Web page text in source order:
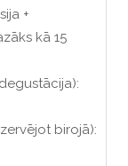
+
kā 15
birojā):